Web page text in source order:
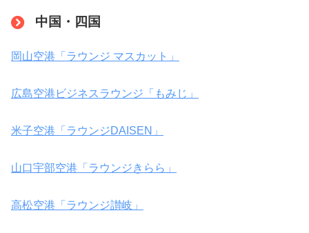
中国・四国
岡山空港「ラウンジ マスカット」
広島空港ビジネスラウンジ「もみじ」
米子空港「ラウンジDAISEN」
山口宇部空港「ラウンジきらら」
高松空港「ラウンジ讃岐」